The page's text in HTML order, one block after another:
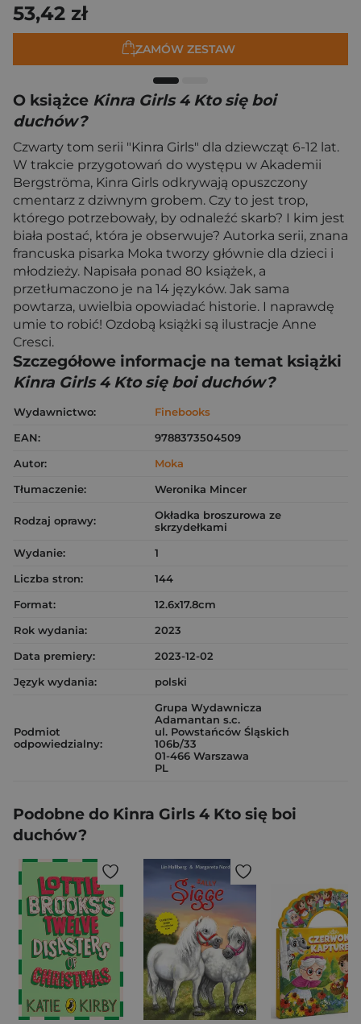
53,42 zł
ZAMÓW ZESTAW
O książce Kinra Girls 4 Kto się boi
duchów?
Czwarty tom serii "Kinra Girls" dla dziewcząt 6-12 lat.
W trakcie przygotowań do występu w Akademii
Bergströma, Kinra Girls odkrywają opuszczony
cmentarz z dziwnym grobem. Czy to jest trop,
którego potrzebowały, by odnaleźć skarb? I kim jest
biała postać, która je obserwuje? Autorka serii, znana
francuska pisarka Moka tworzy głównie dla dzieci i
młodzieży. Napisała ponad 80 książek, a
przetłumaczono je na 14 języków. Jak sama
powtarza, uwielbia opowiadać historie. I naprawdę
umie to robić! Ozdobą książki są ilustracje Anne
Cresci.
Szczegółowe informacje na temat książki
Kinra Girls 4 Kto się boi duchów?
Wydawnictwo:
Finebooks
EAN:
9788373504509
Autor:
Moka
Tłumaczenie:
Weronika Mincer
Rodzaj oprawy:
Okładka broszurowa ze
skrzydełkami
Wydanie:
1
Liczba stron:
144
Format:
12.6x17.8cm
Rok wydania:
2023
Data premiery:
2023-12-02
Język wydania:
polski
Podmiot
odpowiedzialny:
Grupa Wydawnicza
Adamantan s.c.
ul. Powstańców Śląskich
106b/33
01-466 Warszawa
PL
Podobne do Kinra Girls 4 Kto się boi
duchów?